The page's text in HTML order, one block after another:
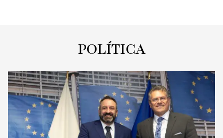
POLÍTICA